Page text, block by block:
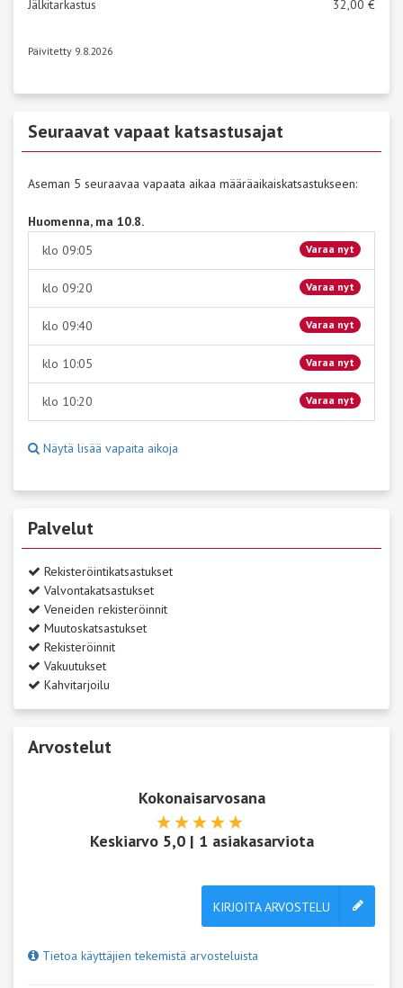
Jälkitarkastus 32,00 €
Päivitetty 9.8.2026
Seuraavat vapaat katsastusajat
Aseman 5 seuraavaa vapaata aikaa määräaikaiskatsastukseen:
Huomenna, ma 10.8.
klo 09:05
Varaa nyt
klo 09:20 Varaa nyt
klo 09:40 Varaa nyt
klo 10:05 Varaa nyt
klo 10:20 Varaa nyt
Näytä lisää vapaita aikoja
Palvelut
Rekisteröintikatsastukset
Valvontakatsastukset
Veneiden rekisteröinnit
Muutoskatsastukset
Rekisteröinnit
Vakuutukset
Kahvitarjoilu
Arvostelut
Kokonaisarvosana
Keskiarvo 5,0| 1 asiakasarviota
KIRJOITA ARVOSTELU
Tietoa käyttäjien tekemistä arvosteluista